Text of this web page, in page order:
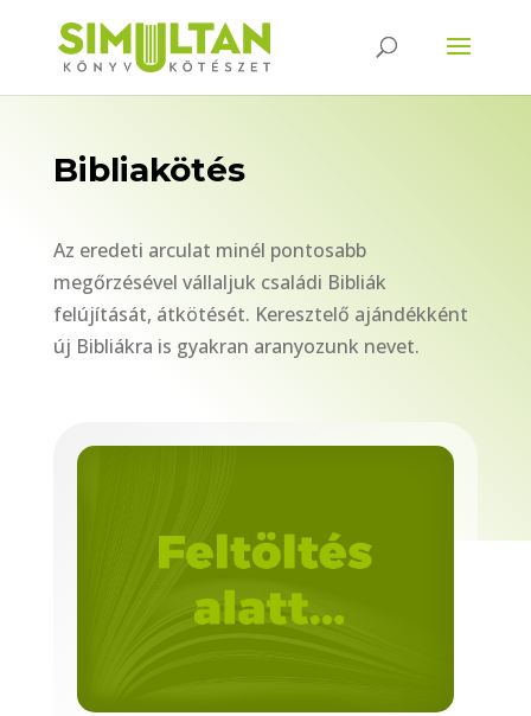
Bibliakötés
Az eredeti arculat minél pontosabb
megőrzésével vállaljuk családi Bibliák
felújítását, átkötését. Keresztelő ajándékként
új Bibliákra is gyakran aranyozunk nevet.